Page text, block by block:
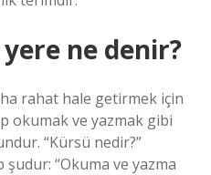
ne denir?
rahat hale getirmek için
okumak ve yazmak gibi
“Kürsü nedir?”
“Okuma ve yazma